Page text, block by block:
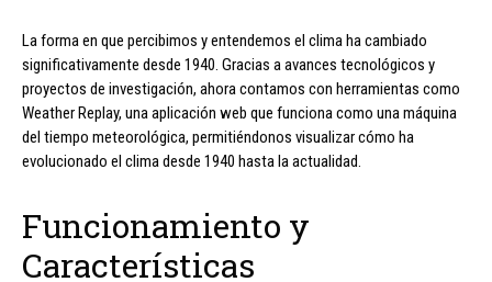
La forma en que percibimos y entendemos el clima ha cambiado
significativamente desde 1940. Gracias a avances tecnológicos y
proyectos de investigación, ahora contamos con herramientas como
Weather Replay, una aplicación web que funciona como una máquina
del tiempo meteorológica, permitiéndonos visualizar cómo ha
evolucionado el clima desde 1940 hasta la actualidad.
Funcionamiento y
Características